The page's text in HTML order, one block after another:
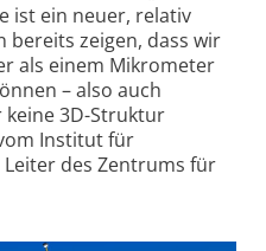
ist ein neuer, relativ
bereits zeigen, dass wir
als einem Mikrometer
– also auch
keine 3D-Struktur
Institut für
des Zentrums für